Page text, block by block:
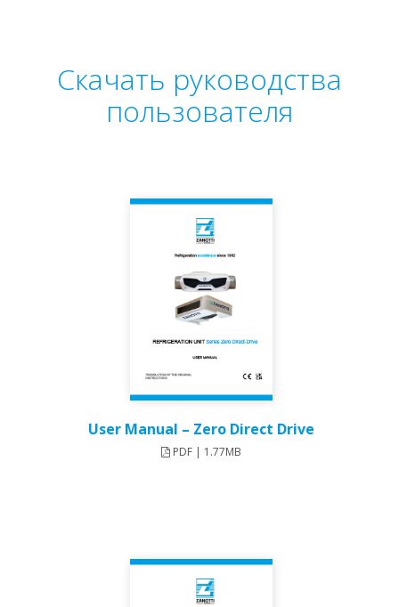
Скачать руководства
пользователя
User Manual – Zero Direct Drive
PDF | 1.77MB